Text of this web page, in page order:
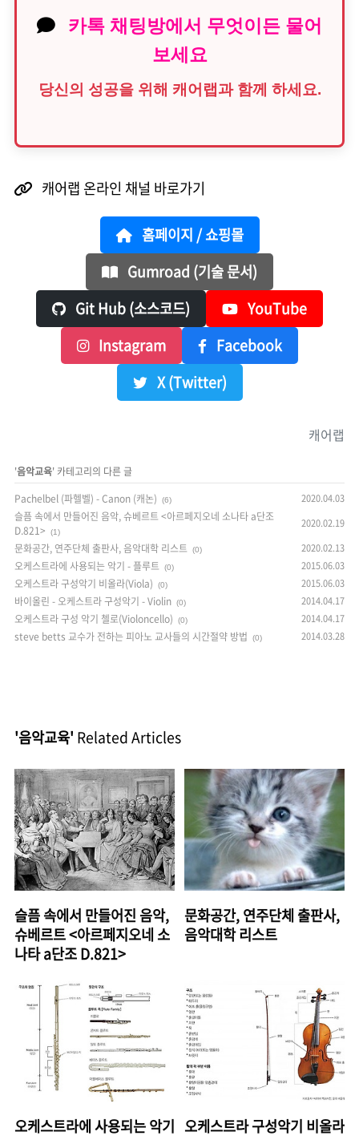
카톡 채팅방에서 무엇이든 물어
보세요
당신의 성공을 위해 캐어랩과 함께 하세요.
캐어랩 온라인 채널 바로가기
홈페이지 / 쇼핑몰
Gumroad (기술 문서)
Git Hub (소스코드)
YouTube
Instagram
Facebook
X (Twitter)
캐어랩
'음악교육' 카테고리의 다른 글
Pachelbel (파헬벨) - Canon (캐논)
(6) 2020.04.03
슬픔 속에서 만들어진 음악, 슈베르트 <아르페지오네 소나타 a단조
D.821>
(1)
2020.02.19
문화공간, 연주단체 출판사, 음악대학 리스트 (0) 2020.02.13
오케스트라에 사용되는 악기 - 플루트 (0) 2015.06.03
오케스트라 구성악기 비올라(Viola) (0) 2015.06.03
바이올린 - 오케스트라 구성악기 - Violin (0) 2014.04.17
오케스트라 구성 악기 첼로(Violoncello) (0) 2014.04.17
steve betts 교수가 전하는 피아노 교사들의 시간절약 방법 (0) 2014.03.28
'음악교육' Related Articles
슬픔 속에서 만들어진 음악,
슈베르트 <아르페지오네 소
나타 a단조 D.821>
문화공간, 연주단체 출판사,
음악대학 리스트
오케스트라에 사용되는 악기
오케스트라 구성악기 비올라